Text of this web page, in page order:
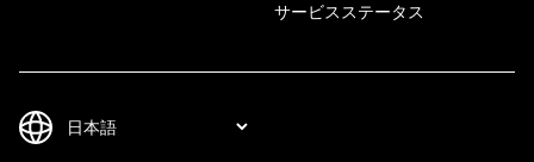
サービスステータス